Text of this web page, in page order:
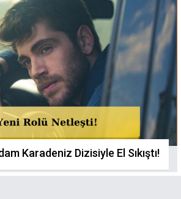
Karadeniz Dizisiyle El Sıkıştı!